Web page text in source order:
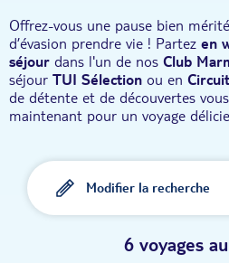
Offrez-vous une pause bien
d’évasion prendre vie ! Partez en
séjour dans l'un de nos Club
séjour TUI Sélection ou en
de détente et de découvertes
maintenant pour un voyage
Modifier la recherche
6 voyages